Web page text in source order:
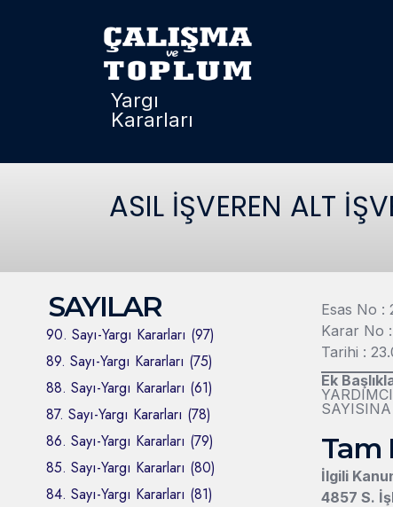
Yargı
Kararları
ASIL İŞVEREN ALT
SAYILAR
90. Sayı-Yargı Kararları (97)
89. Sayı-Yargı Kararları (75)
88. Sayı-Yargı Kararları (61)
87. Sayı-Yargı Kararları (78)
86. Sayı-Yargı Kararları (79)
85. Sayı-Yargı Kararları (80)
84. Sayı-Yargı Kararları (81)
Esas No :
Karar No
Tarihi :
Ek
SAYISINA
Tam
İlgili
4857 S.